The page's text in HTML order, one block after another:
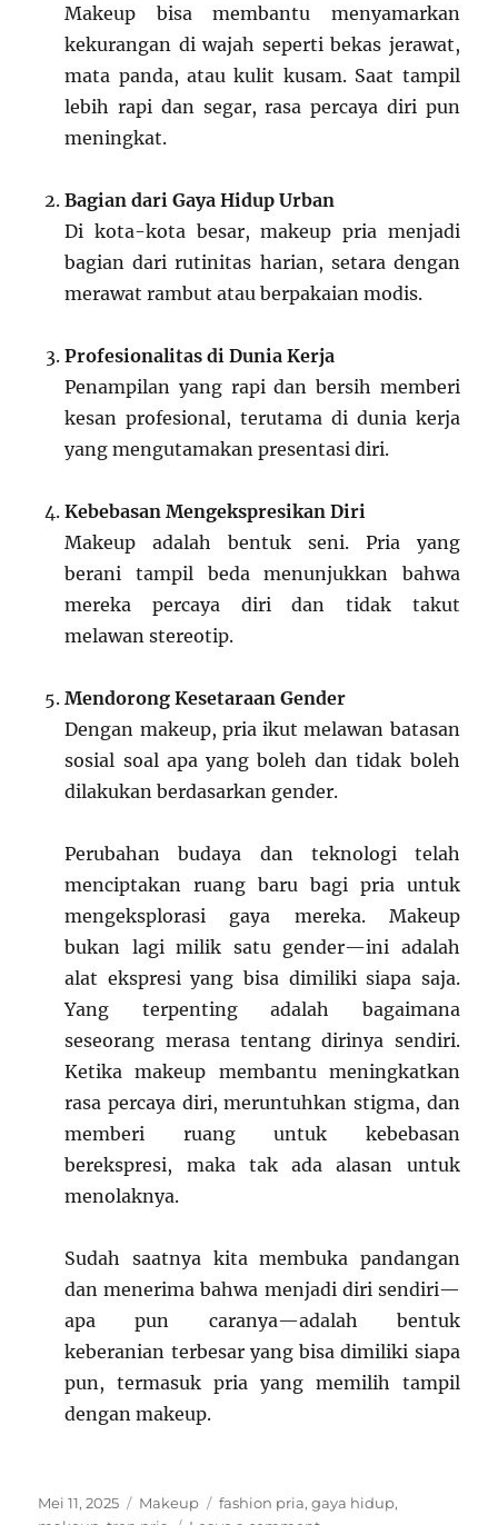
Makeup bisa membantu menyamarkan
kekurangan di wajah seperti bekas jerawat,
mata panda, atau kulit kusam. Saat tampil
lebih rapi dan segar, rasa percaya diri pun
meningkat.
Bagian dari Gaya Hidup Urban
Di kota-kota besar, makeup pria menjadi
bagian dari rutinitas harian, setara dengan
merawat rambut atau berpakaian modis.
Profesionalitas di Dunia Kerja
Penampilan yang rapi dan bersih memberi
kesan profesional, terutama di dunia kerja
yang mengutamakan presentasi diri.
Kebebasan Mengekspresikan Diri
Makeup adalah bentuk seni. Pria yang
berani tampil beda menunjukkan bahwa
mereka percaya diri dan tidak takut
melawan stereotip.
Mendorong Kesetaraan Gender
Dengan makeup, pria ikut melawan batasan
sosial soal apa yang boleh dan tidak boleh
dilakukan berdasarkan gender.
Perubahan budaya dan teknologi telah
menciptakan ruang baru bagi pria untuk
mengeksplorasi gaya mereka. Makeup
bukan lagi milik satu gender—ini adalah
alat ekspresi yang bisa dimiliki siapa saja.
Yang terpenting adalah bagaimana
seseorang merasa tentang dirinya sendiri.
Ketika makeup membantu meningkatkan
rasa percaya diri, meruntuhkan stigma, dan
memberi ruang untuk kebebasan
berekspresi, maka tak ada alasan untuk
menolaknya.
Sudah saatnya kita membuka pandangan
dan menerima bahwa menjadi diri sendiri—
apa pun caranya—adalah bentuk
keberanian terbesar yang bisa dimiliki siapa
pun, termasuk pria yang memilih tampil
dengan makeup.
Posted
Mei 11, 2025 Categories
Makeup Tags
fashion pria,gaya hidup,